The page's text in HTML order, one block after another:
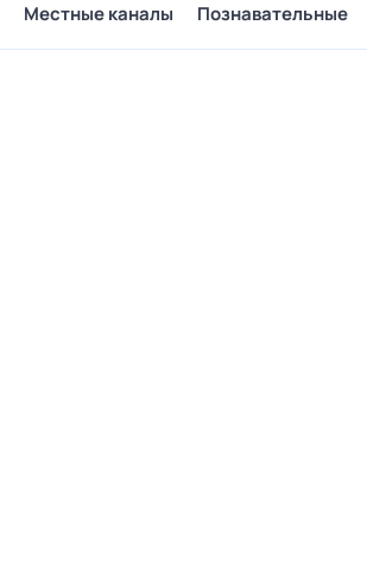
Местные каналы Познавательные